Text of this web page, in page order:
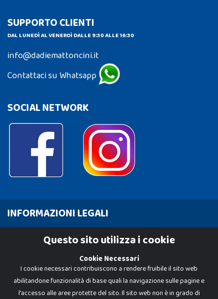
SUPPORTO CLIENTI
DAL LUNEDÌ AL VENERDÌ DALLE 9:30 ALLE 16:30
info@dadiemattoncini.it
Contattaci su Whatsapp
SOCIAL NETWORK
INFORMAZIONI LEGALI
Cookie PolicyQuesto sito utilizza i cookie
Cookie Necessari
I cookie necessari contribuiscono a rendere fruibile il sito web
abilitandone funzionalità di base quali la navigazione sulle pagine e
l'accesso alle aree protette del sito. Il sito web non è in grado di